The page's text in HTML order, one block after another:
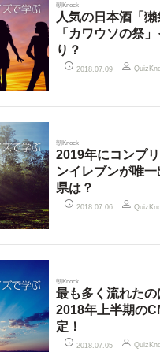
朝Knock
人気の日本酒「獺
「カワウソの祭
り？
2018.07.09
朝Knock
2019年にコンプ
ンイレブンが唯
県は？
2018.07.06
朝Knock
最も多く流れたの
2018年上半期の
定！
2018.07.05